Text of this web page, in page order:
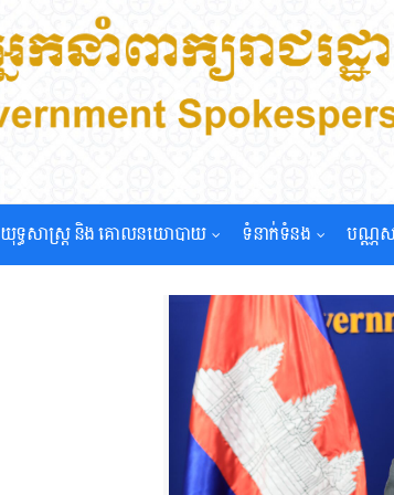
យុទ្ធសាស្រ្ត និង គោលនយោបាយ ទំនាក់ទំនង បណ្ណស